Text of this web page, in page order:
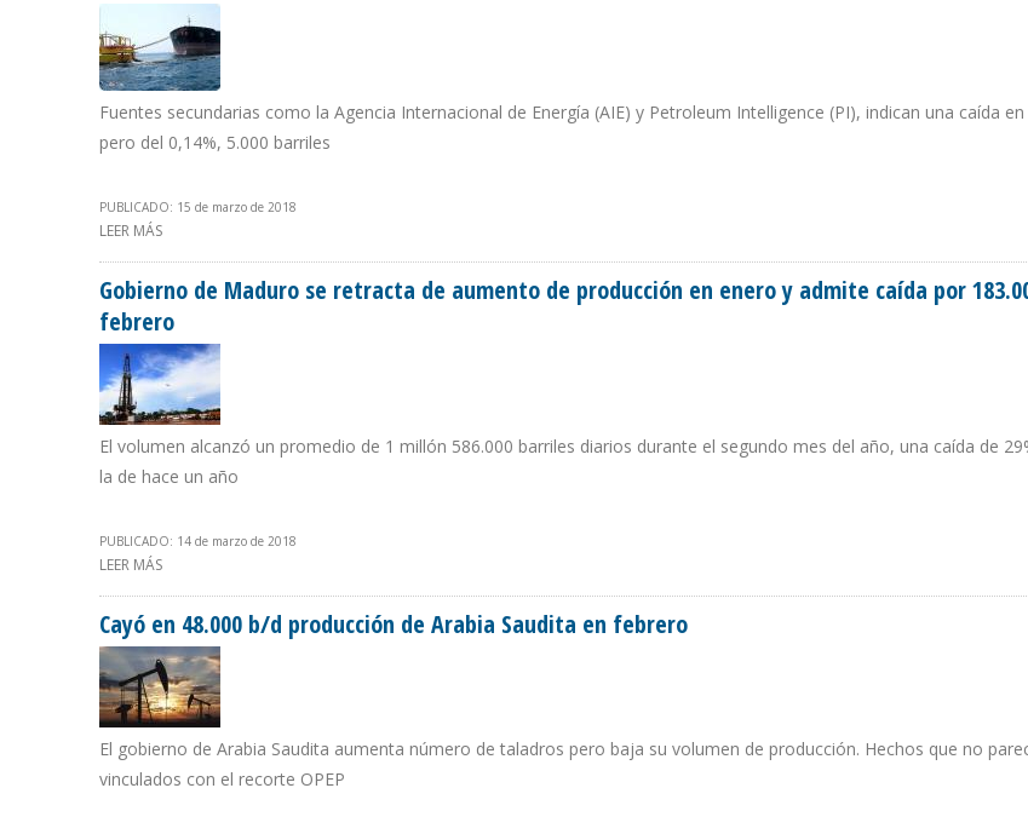
Fuentes secundarias como la Agencia Internacional de Energía (AIE) y Petroleum Intelligence (PI), indican una caída
pero del 0,14%, 5.000 barriles
PUBLICADO: 15 de marzo de 2018
LEER MÁS
Gobierno de Maduro se retracta de aumento de producción en enero y admite caída por
febrero
El volumen alcanzó un promedio de 1 millón 586.000 barriles diarios durante el segundo mes del año, una caída de
la de hace un año
PUBLICADO: 14 de marzo de 2018
LEER MÁS
Cayó en 48.000 b/d producción de Arabia Saudita en febrero
El gobierno de Arabia Saudita aumenta número de taladros pero baja su volumen de producción. Hechos que no
vinculados con el recorte OPEP